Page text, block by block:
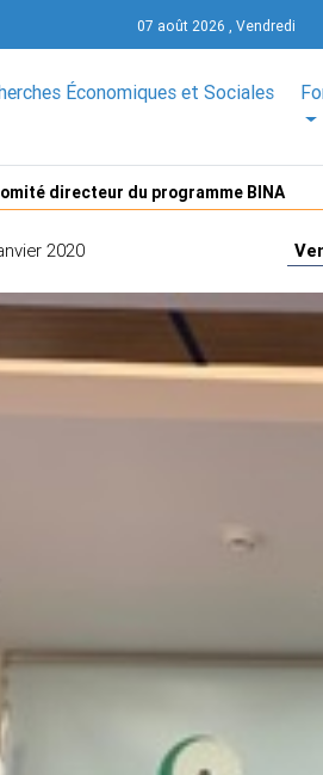
07 août 2026 , Vendredi
Économiques et Sociales
directeur du programme BINA
2020